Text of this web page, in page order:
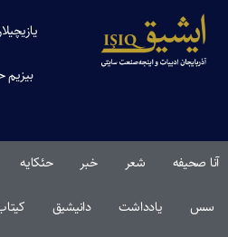
یازیچیلار
بیزیم
آنا صحیفه شعر خبر حئکایه
سس یادداشت دانیشیق